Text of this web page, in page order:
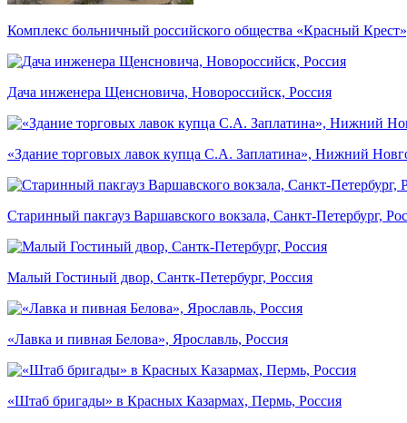
Комплекс больничный российского общества «Красный
Дача инженера Щенсновича, Новороссийск, Россия
«Здание торговых лавок купца С.А. Заплатина», Нижний
Старинный пакгауз Варшавского вокзала, Санкт-Петербург,
Малый Гостиный двор, Сантк-Петербург, Россия
«Лавка и пивная Белова», Ярославль, Россия
«Штаб бригады» в Красных Казармах, Пермь, Россия